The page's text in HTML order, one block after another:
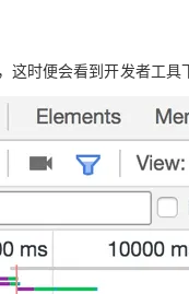
这时便会看到开发者工